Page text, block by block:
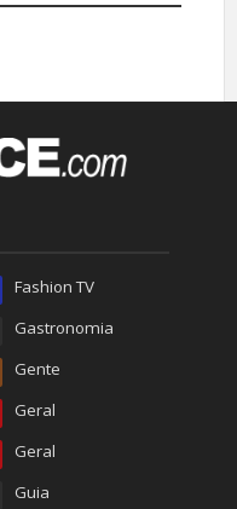
Fashion TV
Gastronomia
Gente
Geral
Geral
Guia